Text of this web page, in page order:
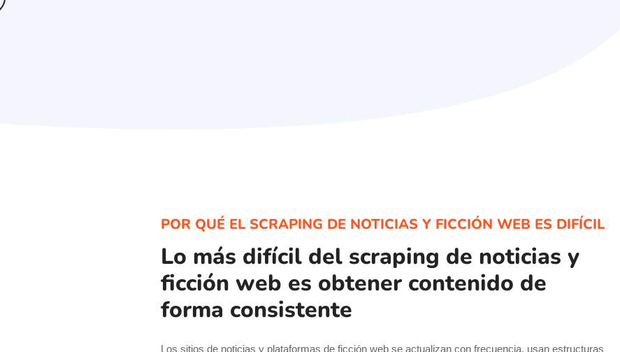
POR QUÉ EL SCRAPING DE NOTICIAS Y FICCIÓN WEB ES DIFÍCIL
Lo más difícil del scraping de noticias y
ficción web es obtener contenido de
forma consistente
Los sitios de noticias y plataformas de ficción web se actualizan con frecuencia, usan estructuras